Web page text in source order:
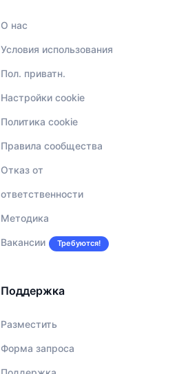
О нас
Условия использования
Пол. приватн.
Настройки cookie
Политика cookie
Правила сообщества
Отказ от
ответственности
Методика
Вакансии Требуются!
Поддержка
Разместить
Форма запроса